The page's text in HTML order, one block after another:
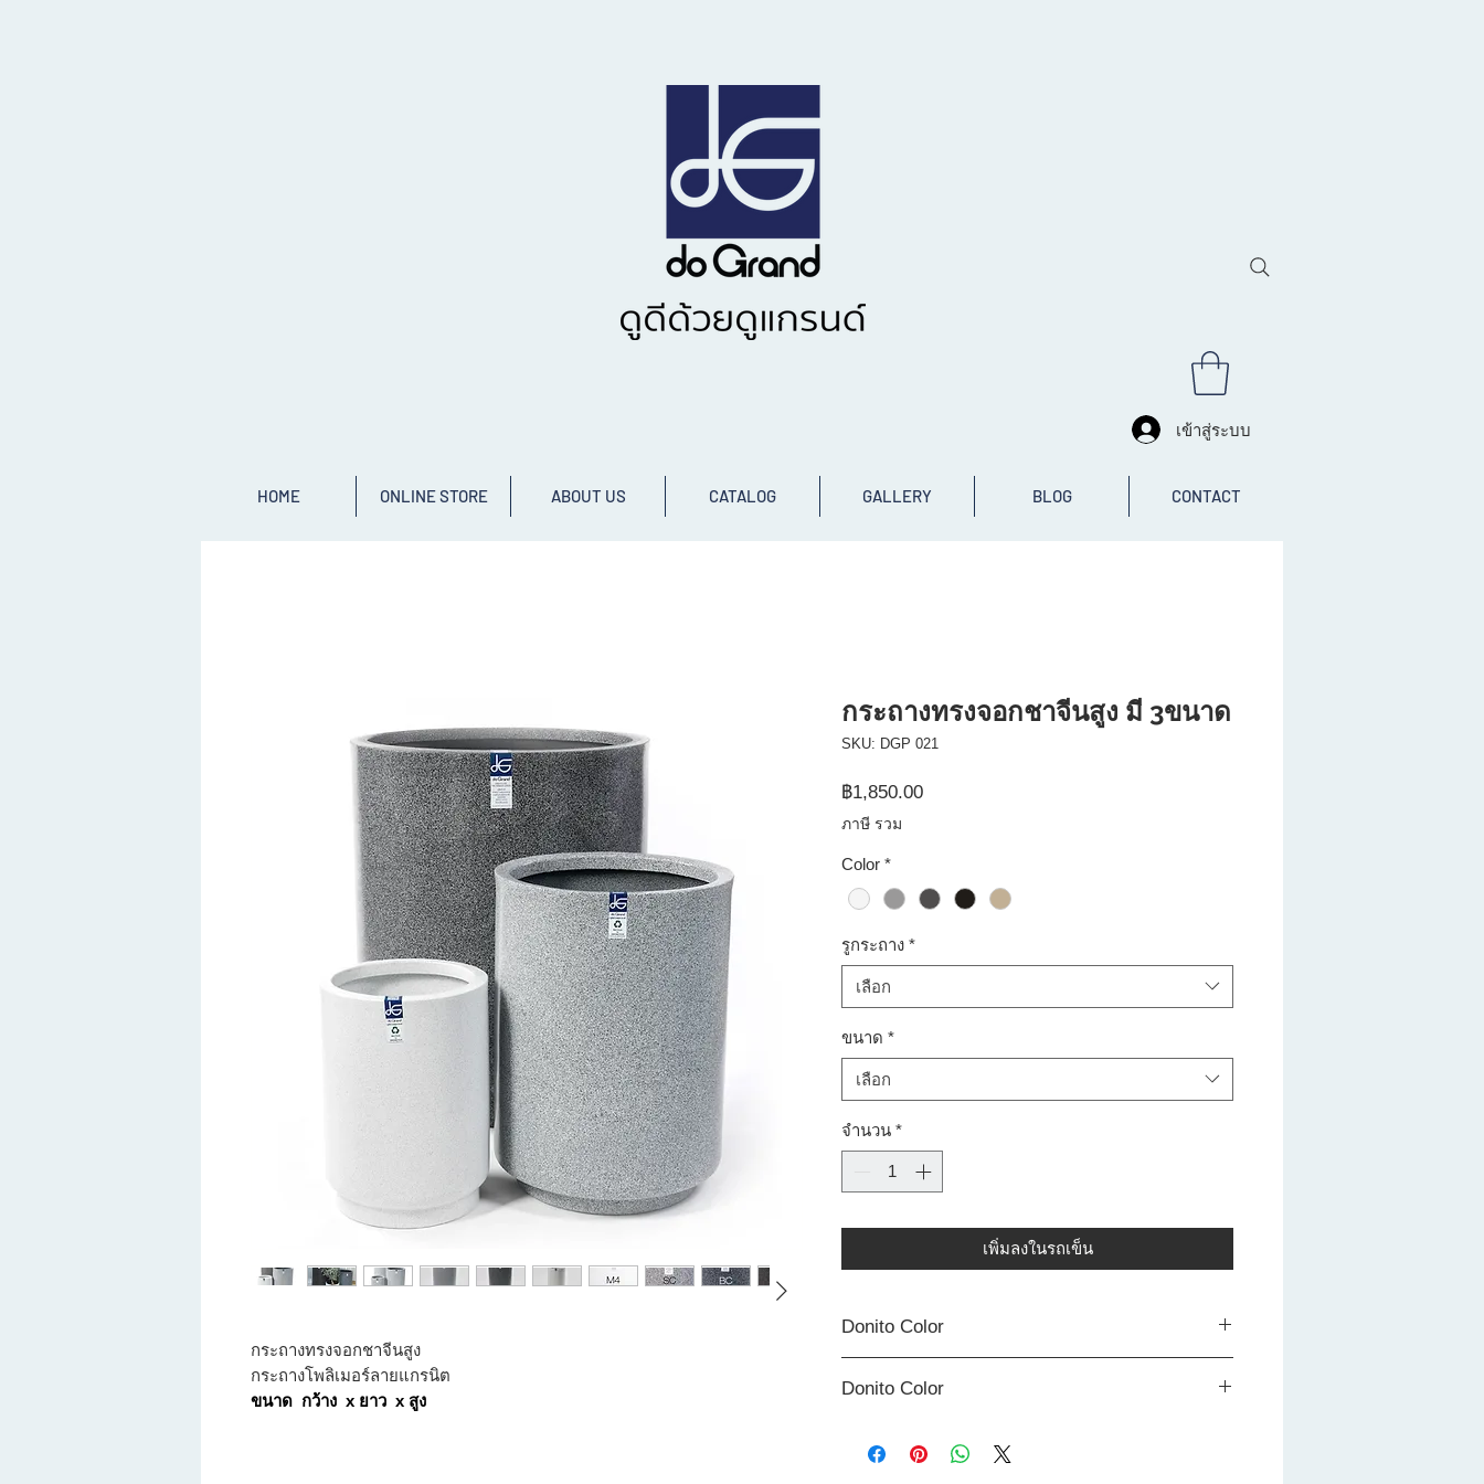
เข้าสู่ระบบ
HOME ONLINE STORE ABOUT US CATALOG GALLERY BLOG CONTACT
กระถางทรงจอกชาจีนสูง
กระถางโพลิเมอร์ลายแกรนิต
ขนาด กว้าง x ยาว x สูง
กระถางทรงจอกชาจีนสูง มี 3ขนาด
SKU: DGP 021
฿1,850.00ราคา
ภาษี รวม
Color *
รูกระถาง *
เลือก
ขนาด *
เลือก
จำนวน *
เพิ่มลงในรถเข็น
Donito Color
กระถางดูแกรนด์ กระถางโพลิเมอร์ลายหินแกรนิต
Donito Color
กระถางดูแกรนด์ กระถางโพลิเมอร์ลายหินแกรนิต